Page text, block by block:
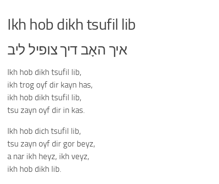
Ikh hob dikh tsufil lib
איך האָב דיך צופיל ליב
Ikh hob dikh tsufil lib,
ikh trog oyf dir kayn has,
ikh hob dikh tsufil lib,
tsu zayn oyf dir in kas.
Ikh hob dich tsufil lib,
tsu zayn oyf dir gor beyz,
a nar ikh heyz, ikh veyz,
ikh hob dikh lib.